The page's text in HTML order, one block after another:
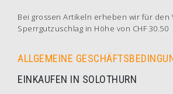
Bei grossen Artikeln erheben wir für den
Sperrgutzuschlag in Höhe von CHF 30.50
ALLGEMEINE
EINKAUFEN IN SOLOTHURN